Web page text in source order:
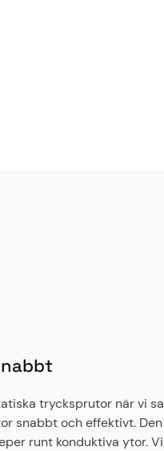
trycksprutor när vi
snabbt och effektivt.
runt konduktiva ytor.